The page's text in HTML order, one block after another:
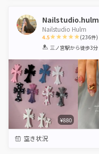
Nailstudio.hulm
Nailstudio Hulm
4.5
1 2 3 4 5
(236件)
三ノ宮駅から徒歩3分
¥880
空き状況